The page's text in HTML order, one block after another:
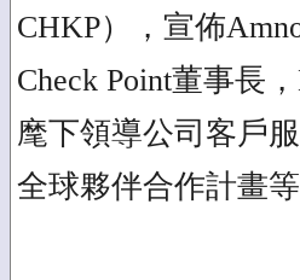
CHKP），宣佈
Check Point董事長
麾下領導公司客戶
全球夥伴合作計畫等